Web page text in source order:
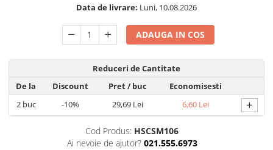
Data de livrare: Luni, 10.08.2026
ADAUGA IN COS
Reduceri de Cantitate
De la
Discount Pret/ buc
Economisesti
2buc -10% 29,69 Lei 6,60 Lei +
Cod Produs: HSCSM106
Ai nevoie de ajutor? 021.555.6973